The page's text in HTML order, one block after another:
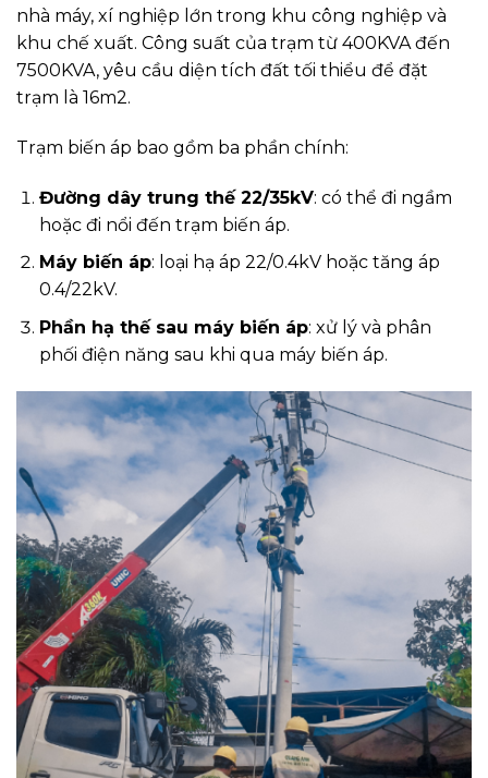
nhà máy, xí nghiệp lớn trong khu công nghiệp và
khu chế xuất. Công suất của trạm từ 400KVA đến
7500KVA, yêu cầu diện tích đất tối thiểu để đặt
trạm là 16m2.
Trạm biến áp bao gồm ba phần chính:
Đường dây trung thế 22/35kV: có thể đi ngầm
hoặc đi nổi đến trạm biến áp.
Máy biến áp: loại hạ áp 22/0.4kV hoặc tăng áp
0.4/22kV.
Phần hạ thế sau máy biến áp: xử lý và phân
phối điện năng sau khi qua máy biến áp.